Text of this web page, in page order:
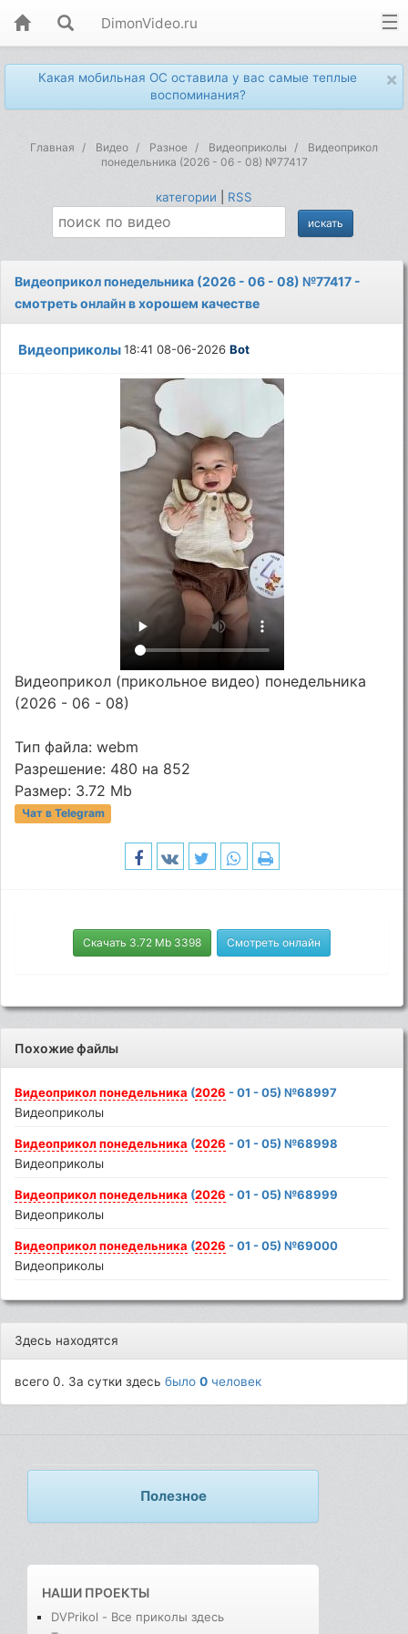
DimonVideo.ru
×
Какая мобильная ОС оставила у вас самые теплые
воспоминания?
Главная Видео Разное Видеоприколы
Видеоприкол
понедельника (2026 - 06 - 08) №77417
категории RSS
Видеоприкол понедельника (2026 - 06 - 08) №77417 -
смотреть онлайн в хорошем качестве
Видеоприколы18:41 08-06-2026Bot
Видеоприкол (прикольное видео) понедельника
(2026 - 06 - 08)
Тип файла: webm
Разрешение: 480 на 852
Размер: 3.72 Mb
Чат в Telegram
Скачать 3.72 Mb 3398 Смотреть онлайн
Похожие файлы
Видеоприкол понедельника (2026 - 01 - 05) №68997
Видеоприколы
Видеоприкол понедельника (2026 - 01 - 05) №68998
Видеоприколы
Видеоприкол понедельника (2026 - 01 - 05) №68999
Видеоприколы
Видеоприкол понедельника (2026 - 01 - 05) №69000
Видеоприколы
Здесь находятся
всего 0. За сутки здесьбыло0 человек
Полезное
НАШИ ПРОЕКТЫ
DVPrikol - Все приколы здесь